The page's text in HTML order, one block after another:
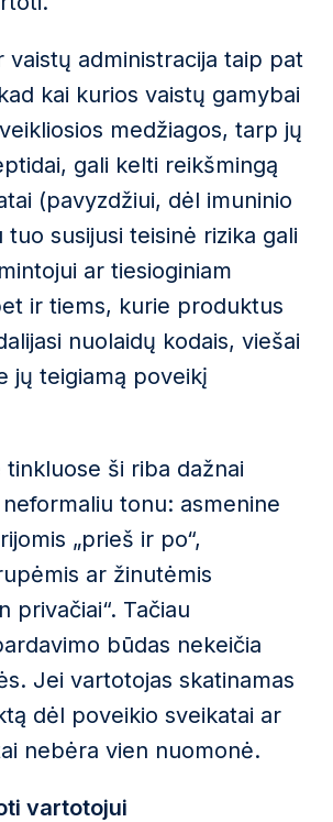
vaistų administracija taip pat
kai kurios vaistų gamybai
medžiagos, tarp jų
gali kelti reikšmingą
(pavyzdžiui, dėl imuninio
tuo susijusi teisinė rizika gali
ar tiesioginiam
ir tiems, kurie produktus
nuolaidų kodais, viešai
jų teigiamą poveikį
tinkluose ši riba dažnai
tonu: asmenine
„prieš ir po“,
ar žinutėmis
privačiai“. Tačiau
būdas nekeičia
Jei vartotojas skatinamas
dėl poveikio sveikatai ar
nebėra vien nuomonė.
vartotojui